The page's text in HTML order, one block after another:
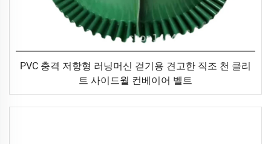
PVC 충격 저항형 러닝머신 걷기용 견고한 직조 천 클리
트 사이드월 컨베이어 벨트